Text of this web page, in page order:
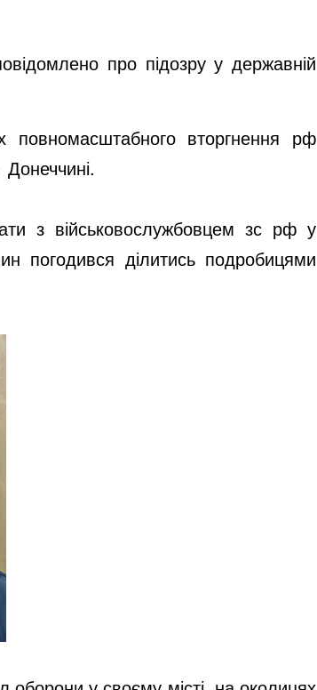
про підозру у державній
повномасштабного вторгнення рф
з військовослужбовцем зс рф у
погодився ділитись подробицями